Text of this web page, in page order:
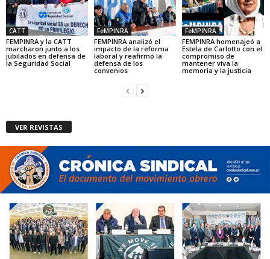
CATT
FEMPINRA y la CATT
marcharon junto a los
jubilados en defensa de
la Seguridad Social
FeMPINRA
FEMPINRA analizó el
impacto de la reforma
laboral y reafirmó la
defensa de los
convenios
FeMPINRA
FEMPINRA homenajeó a
Estela de Carlotto con el
compromiso de
mantener viva la
memoria y la justicia
VER REVISTAS